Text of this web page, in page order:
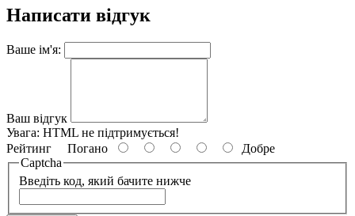
Написати відгук
Ваше ім'я:
Ваш відгук
Увага: HTML не підтримується!
Рейтинг Погано
Добре
Captcha
Введіть код, який бачите нижче